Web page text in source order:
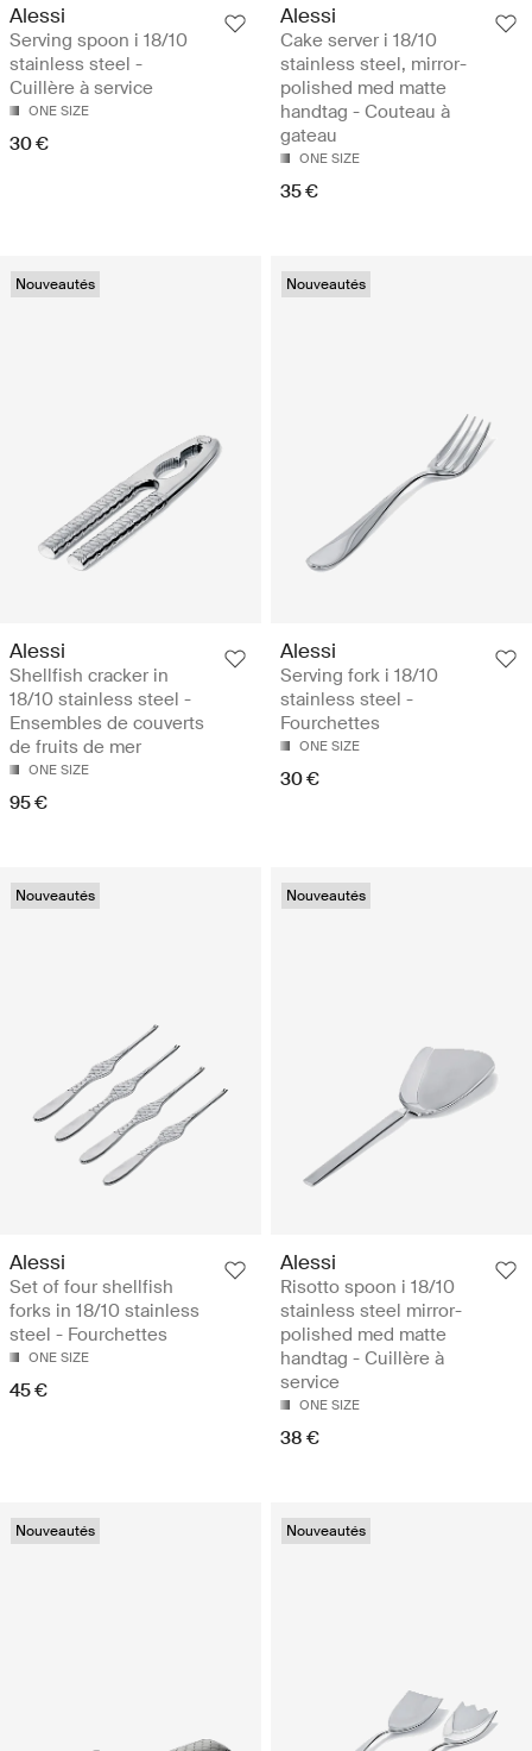
Alessi
Serving spoon i 18/10
stainless steel -
Cuillère à service
ONE SIZE
30 €
Alessi
Cake server i 18/10
stainless steel, mirror-
polished med matte
handtag - Couteau à
gateau
ONE SIZE
35 €
Nouveautés
Alessi
Shellfish cracker in
18/10 stainless steel -
Ensembles de couverts
de fruits de mer
ONE SIZE
95 €
Nouveautés
Alessi
Serving fork i 18/10
stainless steel -
Fourchettes
ONE SIZE
30 €
Nouveautés
Alessi
Set of four shellfish
forks in 18/10 stainless
steel - Fourchettes
ONE SIZE
45 €
Nouveautés
Alessi
Risotto spoon i 18/10
stainless steel mirror-
polished med matte
handtag - Cuillère à
service
ONE SIZE
38 €
Nouveautés Nouveautés